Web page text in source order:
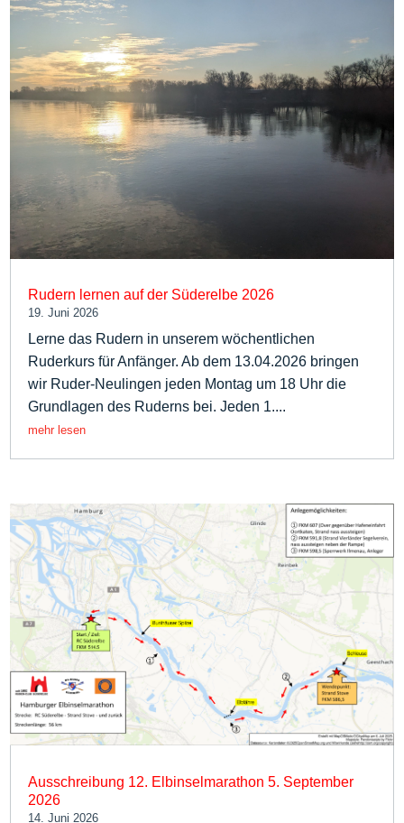
Rudern lernen auf der Süderelbe 2026
19. Juni 2026
Lerne das Rudern in unserem wöchentlichen
Ruderkurs für Anfänger. Ab dem 13.04.2026 bringen
wir Ruder-Neulingen jeden Montag um 18 Uhr die
Grundlagen des Ruderns bei. Jeden 1....
mehr lesen
Ausschreibung 12. Elbinselmarathon 5. September
2026
14. Juni 2026